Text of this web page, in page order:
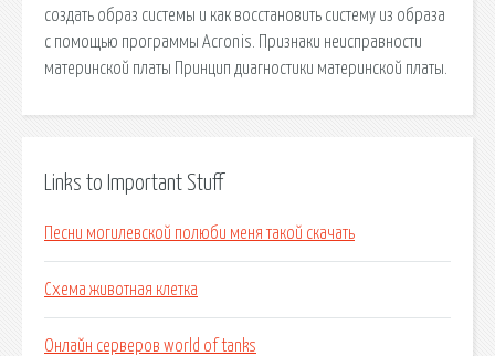
создать образ системы и как восстановить систему из образа
с помощью программы Acronis. Признаки неисправности
материнской платы Принцип диагностики материнской платы.
Links to Important Stuff
Песни могилевской полюби меня такой скачать
Схема животная клетка
Онлайн серверов world of tanks